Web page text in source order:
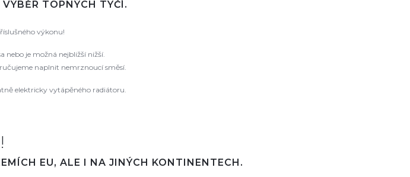
TOPNÝCH TYČÍ.
výkonu!
nebo je možná nejbližší nižší.
naplnit nemrznoucí směsí.
elektricky vytápěného radiátoru.
EU, ALE I NA JINÝCH KONTINENTECH.